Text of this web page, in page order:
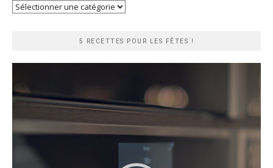
Recherche
5 RECETTES POUR LES FÊTES !